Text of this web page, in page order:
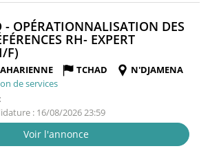
- OPÉRATIONNALISATION DES
RH- EXPERT
F)
FENÊTRE) TCHAD
N'DJAMENA
de services
: 16/08/2026 23:59
Voir l'annonce